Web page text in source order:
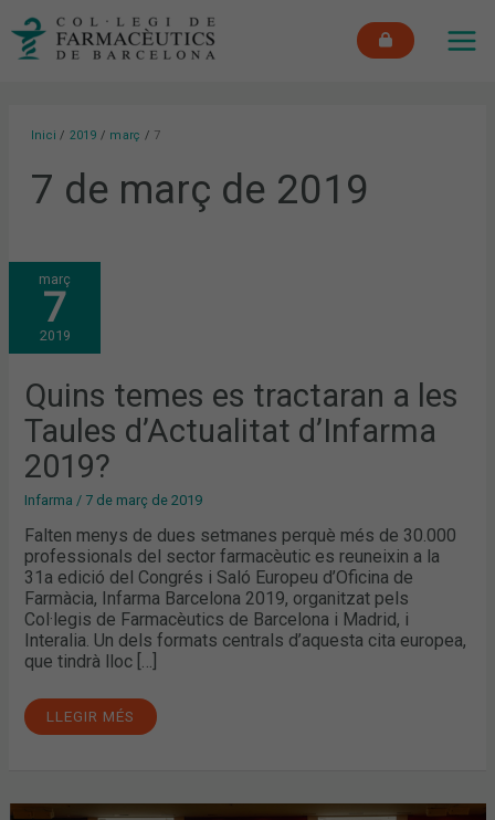
Inici 2019 març 7
7 de març de 2019
març
7
2019
Quins temes es tractaran a les
Taules d’Actualitat d’Infarma
2019?
Infarma / 7 de març de 2019
Falten menys de dues setmanes perquè més de 30.000
professionals del sector farmacèutic es reuneixin a la
31a edició del Congrés i Saló Europeu d’Oficina de
Farmàcia, Infarma Barcelona 2019, organitzat pels
Col·legis de Farmacèutics de Barcelona i Madrid, i
Interalia. Un dels formats centrals d’aquesta cita europea,
que tindrà lloc […]
QUINS
TEMES
ES
TRACTARAN
A
LES
TAULES
D’INFARMA
2019?
LLEGIR MÉS